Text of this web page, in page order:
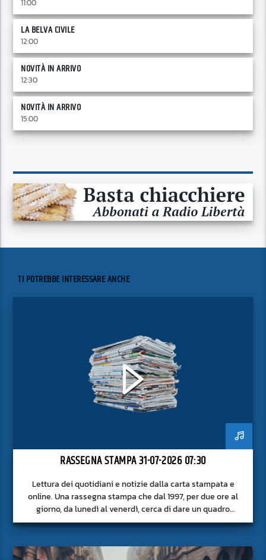
11:00
LA BELVA CIVILE
12:00
NOVITÀ IN ARRIVO
12:30
NOVITÀ IN ARRIVO
15:00
TI POTREBBE INTERESSARE ANCHE
RASSEGNA STAMPA 31-07-2026 07:30
Lettura dei quotidiani e notizie dalla carta stampata e
online. Una rassegna stampa che dal 1997, per due ore al
giorno, da lunedì al venerdì, cerca di dare un quadro
approfondito delle notizie del giorno, senza fermarsi alla